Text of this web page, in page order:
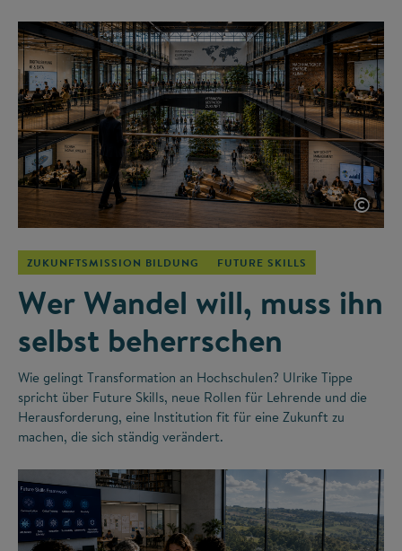
©
ZUKUNFTSMISSION BILDUNG FUTURE SKILLS
Wer Wandel will, muss ihn
selbst beherrschen
Wie gelingt Transformation an Hochschulen? Ulrike Tippe
spricht über Future Skills, neue Rollen für Lehrende und die
Herausforderung, eine Institution fit für eine Zukunft zu
machen, die sich ständig verändert.